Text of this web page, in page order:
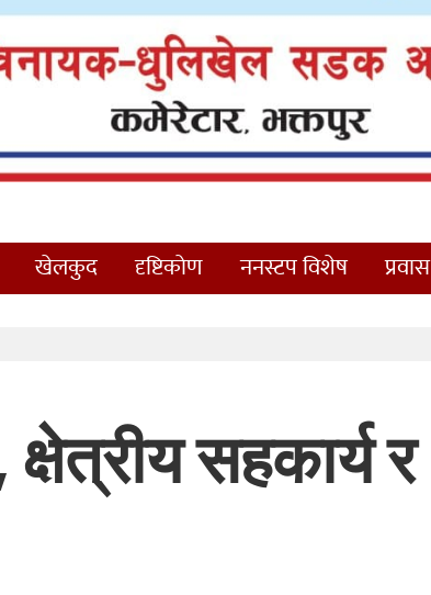
खेलकुद दृष्टिकोण ननस्टप विशेष प्रवास
सहकार्य र